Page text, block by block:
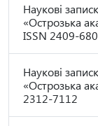
Наукові
«Острозька
ISSN 2409-
Наукові
«Острозька
2312-7112